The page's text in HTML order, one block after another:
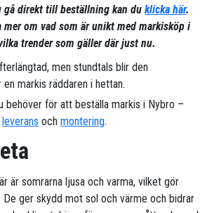
gå direkt till beställning kan duklicka här.
mer om vad som är unikt med markisköp i
trender som gäller där just nu.
men stundtals blir den
markis räddaren i hettan.
behöver för att beställa markis i Nybro –
leverans ochmontering.
är somrarna ljusa och varma, vilket gör
De ger skydd mot sol och värme och bidrar